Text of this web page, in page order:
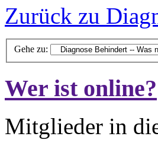
Zurück zu
Gehe zu:
Wer ist online?
Mitglieder in